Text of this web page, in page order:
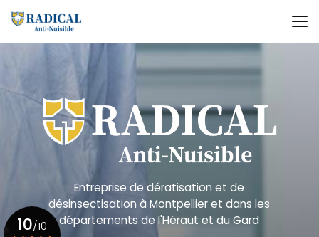
au
contenu
principal
Entreprise de dératisation et de
désinsectisationà Montpellier et dans les
départements de l'Héraut et du Gard
10/10